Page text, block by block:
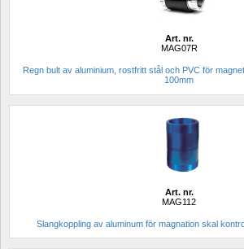
Art. nr.
MAG07R
Regn bult av aluminium, rostfritt stål och PVC för
100mm
Art. nr.
MAG112
Slangkoppling av aluminum för magnation skal